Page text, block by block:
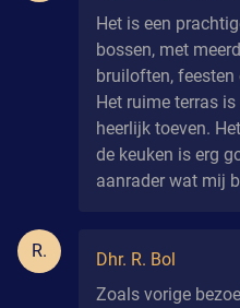
Het is een
bossen, met
bruiloften, feesten
Het ruime terras
heerlijk toeven.
de keuken is erg
aanrader wat mij
R.
Dhr. R. Bol
Zoals vorige